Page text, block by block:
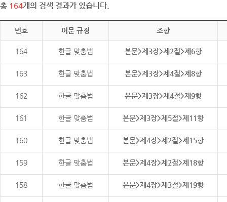
총 164개의 검색 결과가 있습니다.
번호 어문 규정 조항
164 한글 맞춤법 본문>제3장>제2절>제6항
163 한글 맞춤법 본문>제3장>제4절>제8항
162 한글 맞춤법 본문>제3장>제4절>제9항
161 한글 맞춤법 본문>제3장>제5절>제11항
160 한글 맞춤법 본문>제4장>제2절>제15항
159 한글 맞춤법 본문>제4장>제2절>제18항
158 한글 맞춤법 본문>제4장>제3절>제19항